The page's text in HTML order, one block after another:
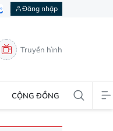
Đăng nhập
Truyền hình
CỘNG ĐỒNG